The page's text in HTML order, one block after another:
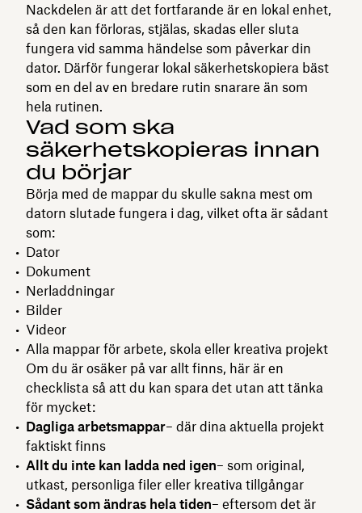
Nackdelen är att det fortfarande är en lokal enhet,
så den kan förloras, stjälas, skadas eller sluta
fungera vid samma händelse som påverkar din
dator. Därför fungerar lokal säkerhetskopiera bäst
som en del av en bredare rutin snarare än som
hela rutinen.
Vad som ska
säkerhetskopieras innan
du börjar
Börja med de mappar du skulle sakna mest om
datorn slutade fungera i dag, vilket ofta är sådant
som:
Dator
Dokument
Nerladdningar
Bilder
Videor
Alla mappar för arbete, skola eller kreativa projekt
Om du är osäker på var allt finns, här är en
checklista så att du kan spara det utan att tänka
för mycket:
Dagliga arbetsmappar– där dina aktuella projekt
faktiskt finns
Allt du inte kan ladda ned igen– som original,
utkast, personliga filer eller kreativa tillgångar
Sådant som ändras hela tiden– eftersom det är